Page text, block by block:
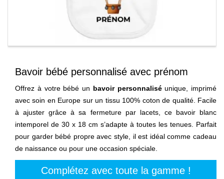
Bavoir bébé personnalisé avec prénom
Offrez à votre bébé un bavoir personnaliséunique, imprimé
avec soin en Europe sur un tissu 100% coton de qualité. Facile
à ajuster grâce à sa fermeture par lacets, ce bavoir blanc
intemporel de 30 x 18 cm s’adapte à toutes les tenues. Parfait
pour garder bébé propre avec style, il est idéal comme cadeau
de naissance ou pour une occasion spéciale.
Complétez avec toute la gamme !